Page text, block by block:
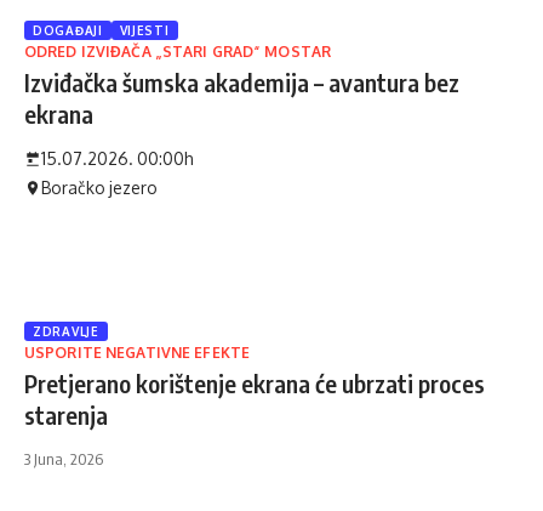
DOGAĐAJI VIJESTI
ODRED IZVIĐAČA „STARI GRAD“ MOSTAR
Izviđačka šumska akademija – avantura bez
ekrana
15.07.2026. 00:00h
Boračko jezero
ZDRAVLJE
USPORITE NEGATIVNE EFEKTE
Pretjerano korištenje ekrana će ubrzati proces
starenja
3 Juna, 2026